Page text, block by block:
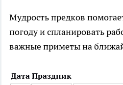
Мудрость предков
погоду и спланировать
важные приметы на
Дата Праздник